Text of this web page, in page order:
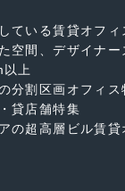
ている賃貸オフィ
空間、デザイナ
上
分割区画オフィス
貸店舗特集
の超高層ビル賃貸